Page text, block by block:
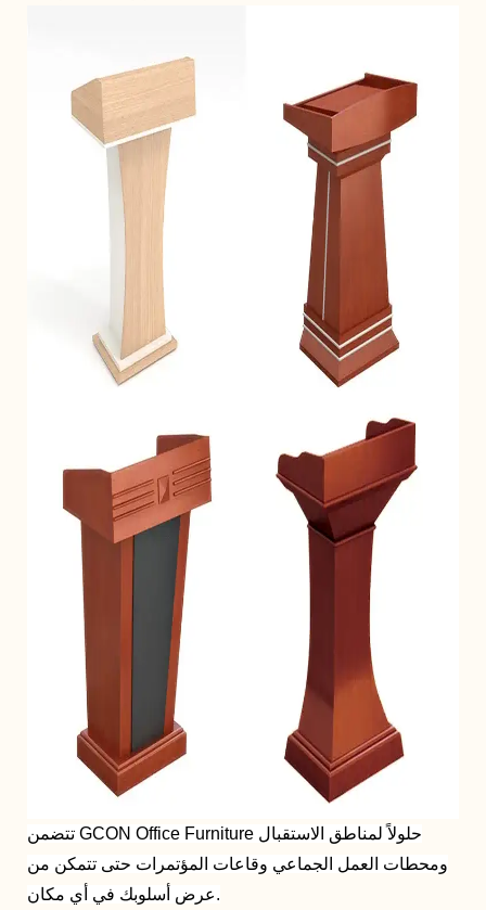
تتضمن GCON Office Furniture حلولاً لمناطق الاستقبال
ومحطات العمل الجماعي وقاعات المؤتمرات حتى تتمكن من
عرض أسلوبك في أي مكان.